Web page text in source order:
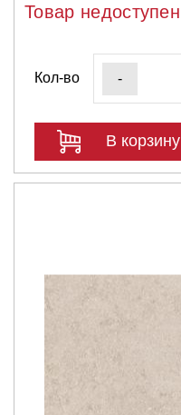
Товар недоступен
Кол-во -
В корзину